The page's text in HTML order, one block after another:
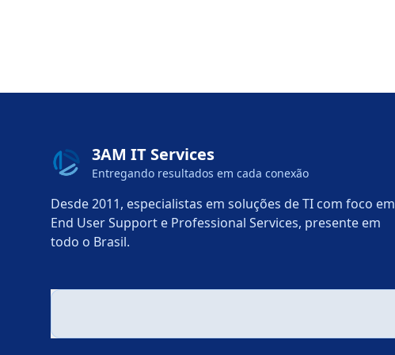
3AM IT Services
Entregando resultados em cada conexão
Desde 2011, especialistas em soluções de TI com foco em
End User Support e Professional Services, presente em
todo o Brasil.